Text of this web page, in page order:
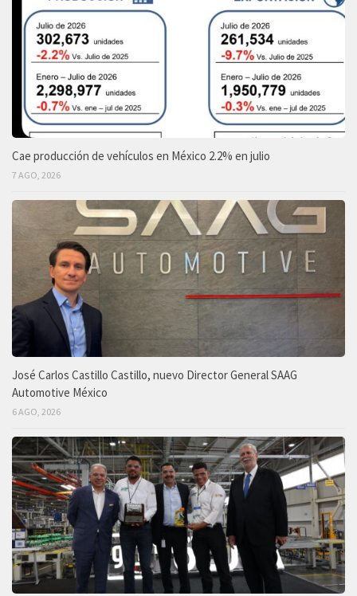
Cae producción de vehículos en México 2.2% en julio
7 AGO, 2026
José Carlos Castillo Castillo, nuevo Director General SAAG
Automotive México
6 AGO, 2026